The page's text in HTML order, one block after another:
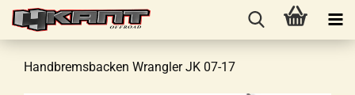
Handbremsbacken Wrangler JK 07-17